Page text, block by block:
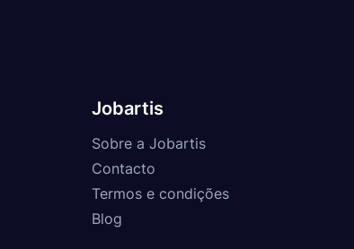
Jobartis
Sobre a Jobartis
Contacto
Termos e condições
Blog